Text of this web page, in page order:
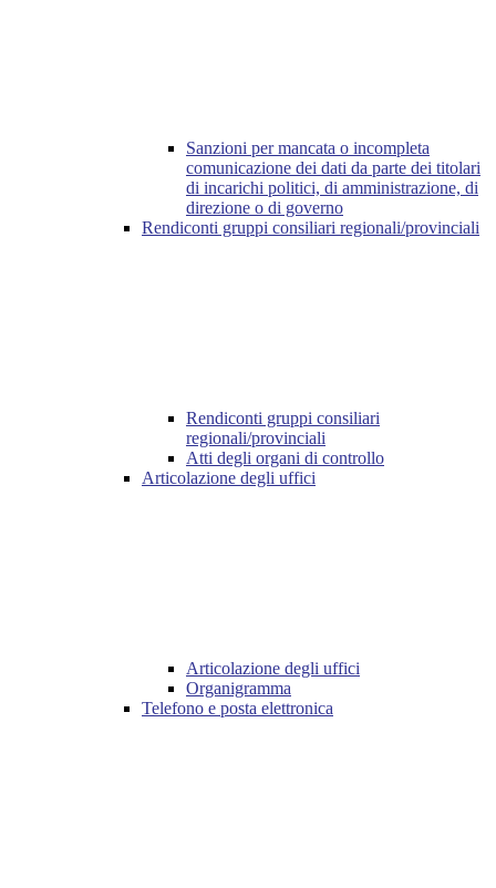
Sanzioni per mancata o incompleta
comunicazione dei dati da parte dei titolari
di incarichi politici, di amministrazione, di
direzione o di governo
Rendiconti gruppi consiliari regionali/provinciali
Rendiconti gruppi consiliari
regionali/provinciali
Atti degli organi di controllo
Articolazione degli uffici
Articolazione degli uffici
Organigramma
Telefono e posta elettronica